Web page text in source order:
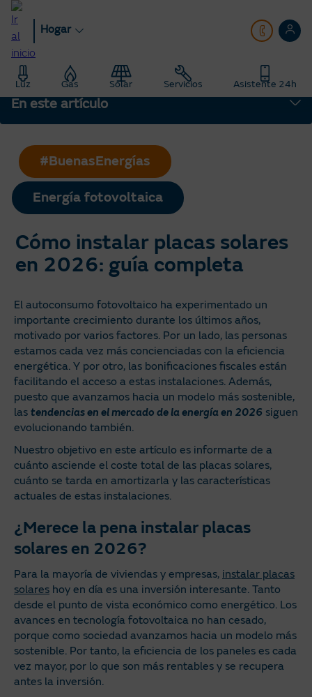
Pasar
contenido
principal
Hogar
Luz Gas Solar Servicios Asistente 24h
Hogar
Blog
Cómo instalar placas solares en 2026: guía completa
#BuenasEnergías
Energía fotovoltaica
Cómo instalar placas solares
en 2026: guía completa
En este artículo
El autoconsumo fotovoltaico ha experimentado un
importante crecimiento durante los últimos años,
motivado por varios factores. Por un lado, las personas
estamos cada vez más concienciadas con la eficiencia
energética. Y por otro, las bonificaciones fiscales están
facilitando el acceso a estas instalaciones. Además,
puesto que avanzamos hacia un modelo más sostenible,
las tendencias en el mercado de la energía en 2026 siguen
evolucionando también.
Nuestro objetivo en este artículo es informarte de a
cuánto asciende el coste total de las placas solares,
cuánto se tarda en amortizarla y las características
actuales de estas instalaciones.
¿Merece la pena instalar placas
solares en 2026?
Para la mayoría de viviendas y empresas, instalar placas
solares hoy en día es una inversión interesante. Tanto
desde el punto de vista económico como energético. Los
avances en tecnología fotovoltaica no han cesado,
porque como sociedad avanzamos hacia un modelo más
sostenible. Por tanto, la eficiencia de los paneles es cada
vez mayor, por lo que son más rentables y se recupera
antes la inversión.